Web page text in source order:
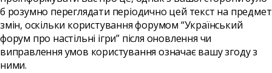
б розумно переглядати періодично цей текст на предмет
змін, оскільки користування форумом “Український
форум про настільні ігри” після оновлення чи
виправлення умов користування означає вашу згоду з
ними.